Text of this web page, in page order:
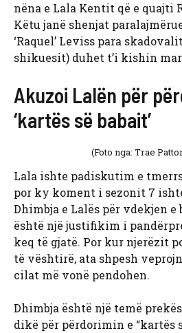
nëna e Lala Kentit që e quajti
Këtu janë shenjat
‘Raquel’ Leviss para
shikuesit) duhet t’i kishin
Akuzoi Lalën për
‘kartës së babait’
(Foto nga: Trae
Lala ishte padiskutim e
por ky koment i sezonit 7
Dhimbja e Lalës për vdekjen e
është një justifikim i
keq të gjatë. Por kur njerëzit
të vështirë, ata shpesh
cilat më vonë pendohen.
Dhimbja është një temë
dikë për përdorimin e “kartës